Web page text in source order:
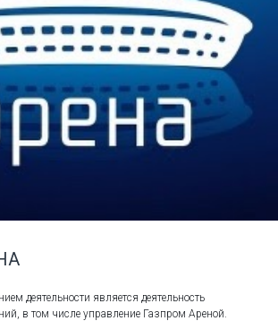
деятельности является деятельность
в том числе управление Газпром Ареной.